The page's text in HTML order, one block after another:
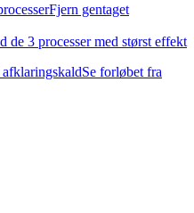
Fjern gentaget
de 3 processer med størst effekt
Se forløbet fra